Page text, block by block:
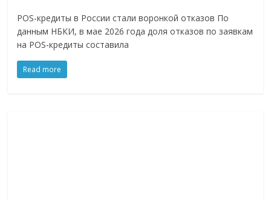
Commerce,
ритейле,
логистике,
технологиях,
соцсетях.
POS-кредиты в России стали воронкой отказов По
данным НБКИ, в мае 2026 года доля отказов по заявкам
на POS-кредиты составила
Read more